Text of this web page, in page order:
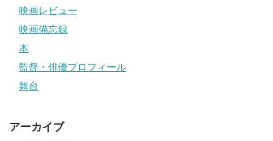
映画レビュー
映画備忘録
本
監督・俳優プロフィール
舞台
アーカイブ